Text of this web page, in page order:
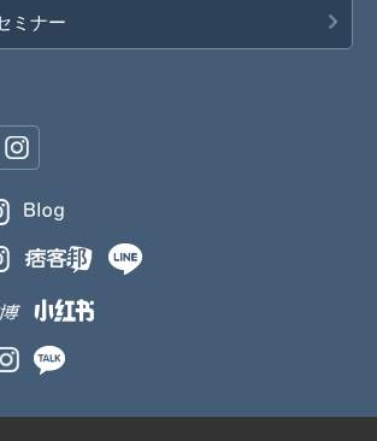
ミナー